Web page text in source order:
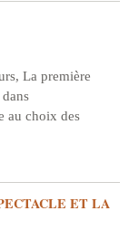
La première
au choix des
ET LA